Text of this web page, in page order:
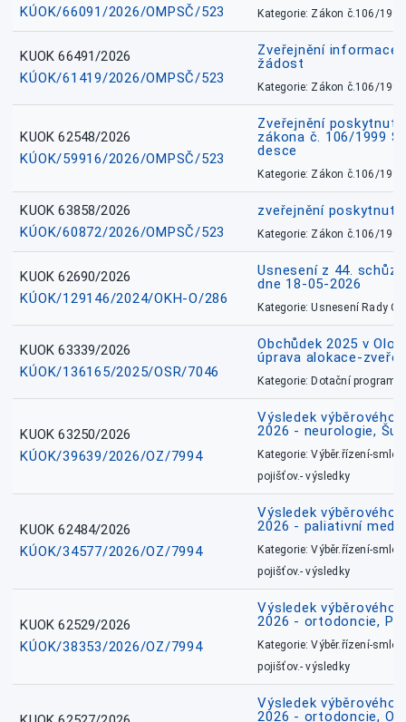
KÚOK/66091/2026/OMPSČ/523
Kategorie: Zákon č.106/1999
KUOK 66491/2026
KÚOK/61419/2026/OMPSČ/523
Zveřejnění informace
žádost
Kategorie: Zákon č.106/1999
KUOK 62548/2026
KÚOK/59916/2026/OMPSČ/523
Zveřejnění
zákona č. 106/1999
desce
Kategorie: Zákon č.106/1999
KUOK 63858/2026
KÚOK/60872/2026/OMPSČ/523
zveřejnění
Kategorie: Zákon č.106/1999
KUOK 62690/2026
KÚOK/129146/2024/OKH-O/286
Usnesení z 44.
dne 18-05-2026
Kategorie: Usnesení Rady
KUOK 63339/2026
KÚOK/136165/2025/OSR/7046
Obchůdek 2025 v
úprava alokace-
Kategorie: Dotační
KUOK 63250/2026
KÚOK/39639/2026/OZ/7994
Výsledek výběrového
2026 - neurologie,
Kategorie: Výběr.řízení-
pojišťov.- výsledky
KUOK 62484/2026
KÚOK/34577/2026/OZ/7994
Výsledek výběrového
2026 - paliativní
Kategorie: Výběr.řízení-
pojišťov.- výsledky
KUOK 62529/2026
KÚOK/38353/2026/OZ/7994
Výsledek výběrového
2026 - ortodoncie,
Kategorie: Výběr.řízení-
pojišťov.- výsledky
Výsledek výběrového
2026 - ortodoncie,